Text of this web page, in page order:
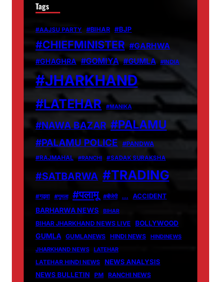
Tags
#AAJSU PARTY #BIHAR #BJP
#CHIEFMINISTER #GARHWA
#GHAGHRA #GOMIYA #GUMLA #INDIA
#JHARKHAND
#LATEHAR #MANIKA
#NAWA BAZAR #PALAMU
#PALAMU POLICE
#PANDWA
#RAJMAHAL
#RANCHI #SADAK SURAKSHA
#SATBARWA #TRADING
#गढ़वा #गुमला #पलामू #बीजेपी … ACCIDENT
BARHARWA NEWS BIHAR
BIHAR JHARKHAND NEWS LIVE BOLLYWOOD
GUMLA GUMLANEWS HINDI NEWS
HINDINEWS
JHARKHAND NEWS
LATEHAR
LATEHAR HINDI NEWS
NEWS ANALYSIS
NEWS BULLETIN PM RANCHI NEWS